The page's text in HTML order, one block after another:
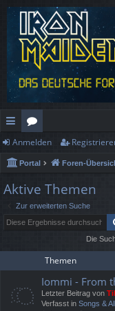
ch
ne
llz
or
en
Anmelden
Portal Foren-
Aktive Themen
Zur erweiterten Suche
Die
Themen
Iommi - From
Letzter Beitrag von
Verfasst in Songs &